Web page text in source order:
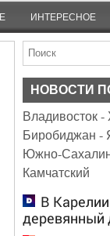
ИНТЕРЕСНОЕ
НОВОСТИ
Владивосток-
Биробиджан -
Южно-
Камчатский
В